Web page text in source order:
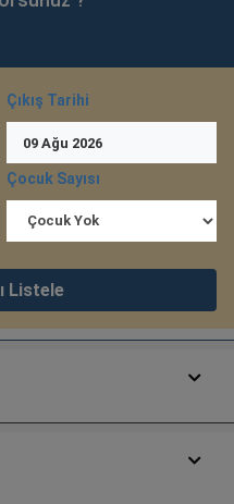
Çıkış Tarihi
09 Ağu 2026
Çocuk Sayısı
Listele